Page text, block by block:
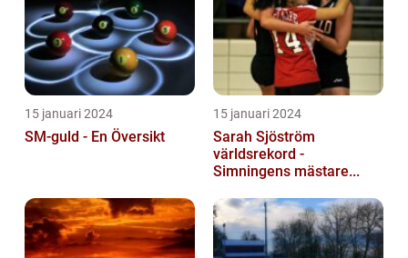
15 januari 2024
SM-guld - En Översikt
15 januari 2024
Sarah Sjöström
världsrekord -
Simningens mästare...